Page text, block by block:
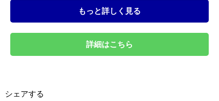
もっと詳しく見る
詳細はこちら
シェアする